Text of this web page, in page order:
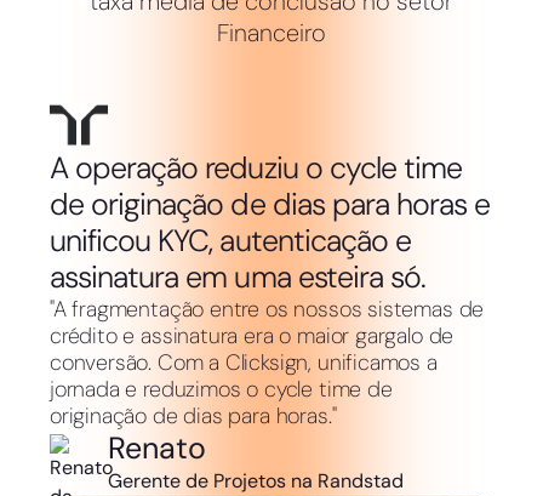
Financeiro
A operação reduziu o cycle time
de originação de dias para horas e
unificou KYC, autenticação e
assinatura em uma esteira só.
"A fragmentação entre os nossos sistemas de
crédito e assinatura era o maior gargalo de
conversão. Com a Clicksign, unificamos a
jornada e reduzimos o cycle time de
originação de dias para horas."
Renato
Gerente de Projetos na Randstad